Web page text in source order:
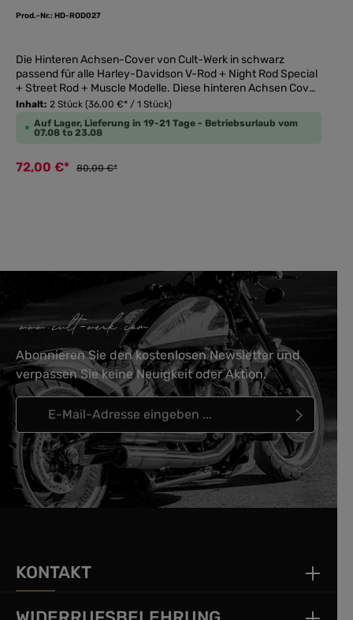
Prod.-Nr.: HD-ROD027
Die Hinteren Achsen-Cover von Cult-Werk in schwarz
passend für alle Harley-Davidson V-Rod + Night Rod Special
+ Street Rod + Muscle Modelle. Diese hinteren Achsen Cover
verblenden die Radmutter auf der rechten und die
Steckachse auf der linken Seite der hinteren Felge. Die
Cover werden mit der unteren Stoßdämpferschraube
die Schwinge wie aus einem Guss erscheinen.
Lieferumgang: 1 Satz (2 Stück) hintere Achsen Cover
Inhalt: 2 Stück (36,00 €* / 1 Stück)
Auf Lager, Lieferung in 19-21 Tage - Betriebsurlaub vom
07.08 to 23.08
72,00 €* 80,00 €*
Abonnieren Sie den kostenlosen Newsletter und
verpassen Sie keine Neuigkeit oder Aktion.
Ich habe dieDatenschutzbestimmungenzur Kenntnis
genommen und die
AGB
gelesen und bin mit ihnen
einverstanden.
KONTAKT